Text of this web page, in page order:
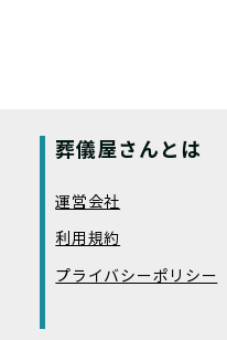
葬儀屋さんとは
運営会社
利用規約
プライバシーポリシー